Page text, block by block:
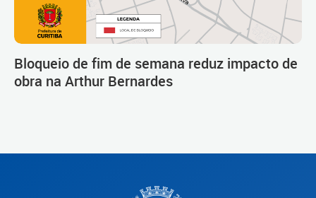
Bloqueio de fim de semana reduz impacto de
obra na Arthur Bernardes